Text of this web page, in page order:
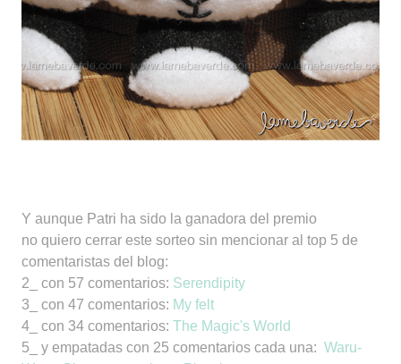
Y aunque Patri ha sido la ganadora del premio
no quiero cerrar este sorteo sin mencionar al top 5 de
comentaristas del blog:
2_ con 57 comentarios: Serendipity
3_ con 47 comentarios: My felt
4_ con 34 comentarios: The Magic's World
5_ y empatadas con 25 comentarios cada una: Waru-